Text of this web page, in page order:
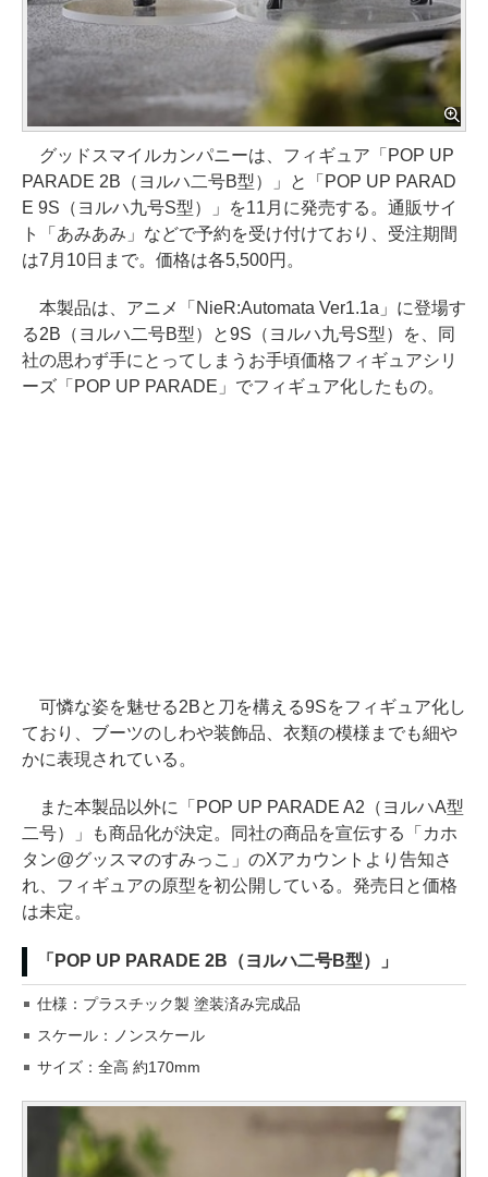
グッドスマイルカンパニーは、フィギュア「POP UP
PARADE 2B（ヨルハ二号B型）」と「POP UP PARAD
E 9S（ヨルハ九号S型）」を11月に発売する。通販サイ
ト「あみあみ」などで予約を受け付けており、受注期間
は7月10日まで。価格は各5,500円。
本製品は、アニメ「NieR:Automata Ver1.1a」に登場す
る2B（ヨルハ二号B型）と9S（ヨルハ九号S型）を、同
社の思わず手にとってしまうお手頃価格フィギュアシリ
ーズ「POP UP PARADE」でフィギュア化したもの。
可憐な姿を魅せる2Bと刀を構える9Sをフィギュア化し
ており、ブーツのしわや装飾品、衣類の模様までも細や
かに表現されている。
また本製品以外に「POP UP PARADE A2（ヨルハA型
二号）」も商品化が決定。同社の商品を宣伝する「カホ
タン@グッスマのすみっこ」のXアカウントより告知さ
れ、フィギュアの原型を初公開している。発売日と価格
は未定。
「POP UP PARADE 2B（ヨルハ二号B型）」
仕様：プラスチック製 塗装済み完成品
スケール：ノンスケール
サイズ：全高 約170mm